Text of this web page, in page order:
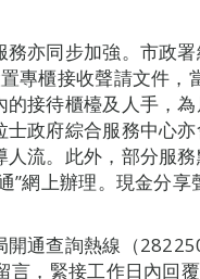
亦同步加強。市政
專櫃接收聲請文件，
接待櫃檯及人手，
政府綜合服務中心
流。此外，部分服
”網上辦理。現金分
通查詢熱線（
，緊接工作日內回覆